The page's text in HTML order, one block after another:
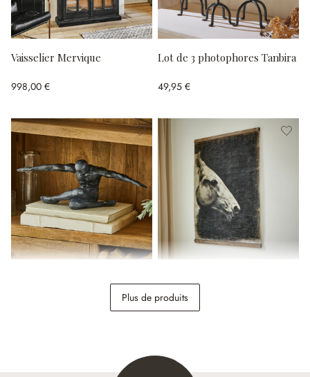
Vaisselier Mervique
998,00 €
Lot de 3 photophores Tanbira
49,95 €
84,95 €
Plus de produits